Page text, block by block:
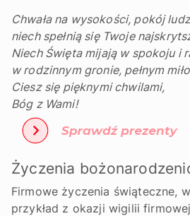
Chwała na wysokości, pokój
niech spełnią się Twoje
Niech Święta mijają w spokoju i
w rodzinnym gronie, pełnym
Ciesz się pięknymi chwilami,
Bóg z Wami!
Życzenia
Firmowe życzenia świąteczne,
przykład z okazji wigilii